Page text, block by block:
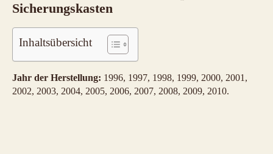
Sicherungskasten
Inhaltsübersicht
Jahr der Herstellung: 1996, 1997, 1998, 1999, 2000, 2001,
2002, 2003, 2004, 2005, 2006, 2007, 2008, 2009, 2010.